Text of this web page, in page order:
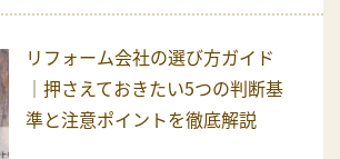
リフォーム会社の選び方ガイド
｜押さえておきたい5つの判断基
準と注意ポイントを徹底解説